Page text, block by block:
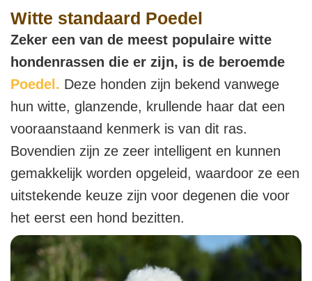
Witte standaard Poedel
Zeker een van de meest populaire witte
hondenrassen die er zijn, is de beroemde
Poedel. Deze honden zijn bekend vanwege
hun witte, glanzende, krullende haar dat een
vooraanstaand kenmerk is van dit ras.
Bovendien zijn ze zeer intelligent en kunnen
gemakkelijk worden opgeleid, waardoor ze een
uitstekende keuze zijn voor degenen die voor
het eerst een hond bezitten.